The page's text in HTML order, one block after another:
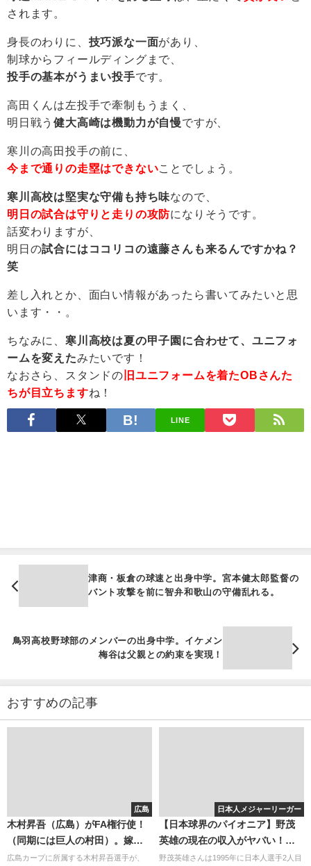
されます。
身長のわりに、 技巧派な一面があり、
制球からフィールディングまで、
投手の基本がうまい投手です。
高田くんは左投手で牽制もうまく、
明日戦う健大高崎は機動力が自慢ですが、
寒川の高田投手の前に、
今まで通りの走塁はできない ことでしょう。
寒川高校は堅実な守備も持ち味なので、
明日の試合は守りと走りの攻防になりそうです。
話変わりますが、
明日の試合にはココリコの遠藤さんも来るんですかね？
笑
差し入れとか、面白い情報があったら書いてみたいと思
います・・。
ちなみに、 寒川高校は夏の甲子園に合わせて、ユニフォ
ームを変えたみたいです！
なおさら、スタンドの 旧ユニフォームを着たOBさんた
ちが目立ちますね！
LINE
津商・板倉の球速と出身中学。宮本健太郎監督の
バント攻撃を前に智弁和歌山の守備乱れる。
鳥羽高校野球部のメンバーの出身中学。イケメン
梅谷は父親との約束を実現！
おすすめの記事
広島
木村昇吾（広島）がFA権行使！
（同期には巨人の村田）。嫁も
子供もいる強肩は魅力の選手！
広島カープに所属する木村昇吾選手が、
日本人メジャーリーガー
【日本球界のパイオニア】野茂
英雄の現在の収入がヤバい！住
まいや収入源は？
野茂英雄さんは1995年に日本人選手2人目